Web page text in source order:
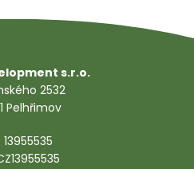
s.r.o.
2532
Pelhřimov
13955535